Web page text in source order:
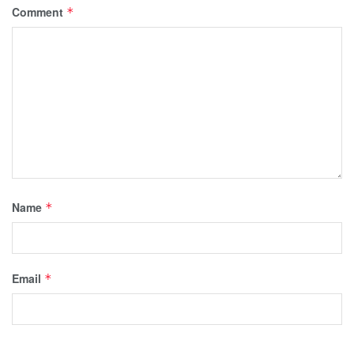
Comment *
Name *
Email *